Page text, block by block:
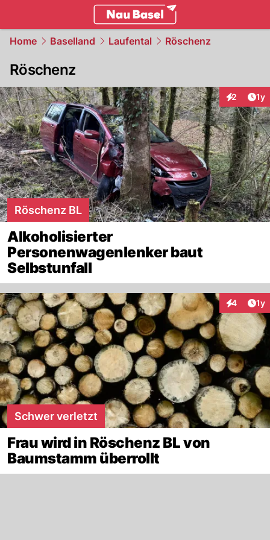
Home Baselland Laufental Röschenz
Röschenz
2 1y
Röschenz BL
Alkoholisierter
Personenwagenlenker baut
Selbstunfall
4 1y
Schwer verletzt
Frau wird in Röschenz BL von
Baumstamm überrollt